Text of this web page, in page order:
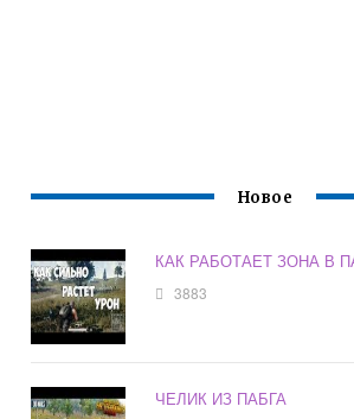
Новое
КАК РАБОТАЕТ ЗОНА В
3883
ЧЕЛИК ИЗ ПАБГА